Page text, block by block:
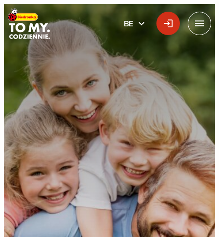
Галоўны лагатып
BE
БЕЛАРУСКАЯ
Перавагі